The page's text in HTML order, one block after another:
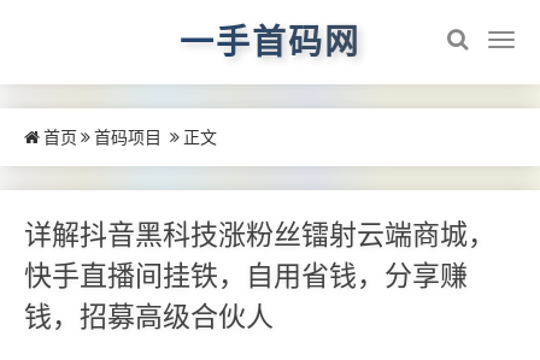
一手首码网
首页 首码项目 正文
详解抖音黑科技涨粉丝镭射云端商城，
快手直播间挂铁，自用省钱，分享赚
钱，招募高级合伙人